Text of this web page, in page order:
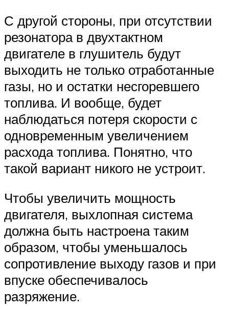
С другой стороны, при отсутствии
резонатора в двухтактном
двигателе в глушитель будут
выходить не только отработанные
газы, но и остатки несгоревшего
топлива. И вообще, будет
наблюдаться потеря скорости с
одновременным увеличением
расхода топлива. Понятно, что
такой вариант никого не устроит.
Чтобы увеличить мощность
двигателя, выхлопная система
должна быть настроена таким
образом, чтобы уменьшалось
сопротивление выходу газов и при
впуске обеспечивалось
разряжение.